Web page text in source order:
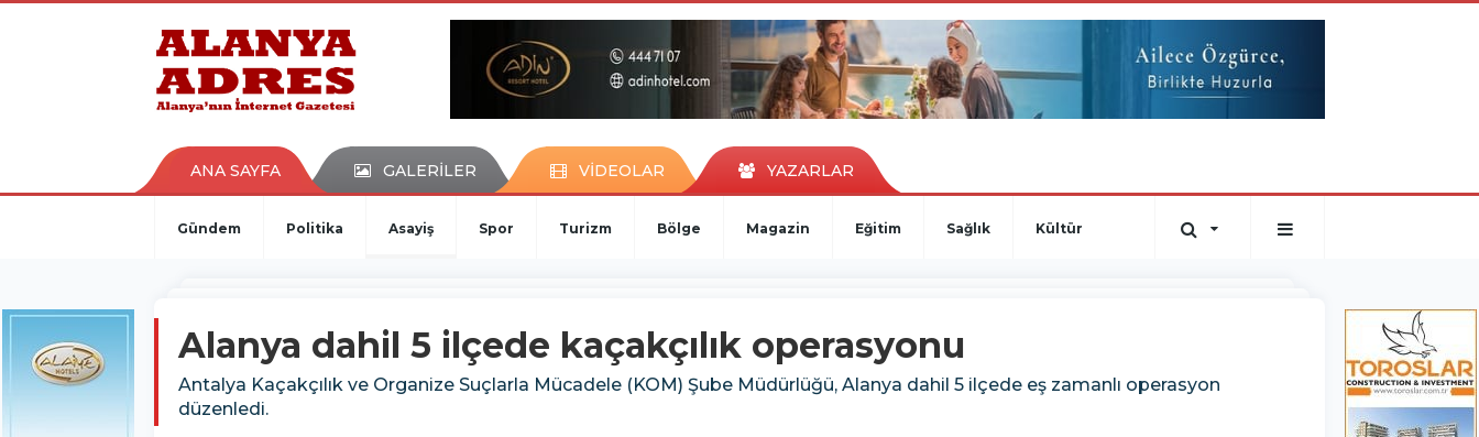
kaçak bahis
porno izle
ANA SAYFA GALERİLER VİDEOLAR YAZARLAR
Gündem Politika Asayiş Spor Turizm Bölge Magazin Eğitim Sağlık Kültür
Alanya dahil 5 ilçede kaçakçılık operasyonu
Antalya Kaçakçılık ve Organize Suçlarla Mücadele (KOM) Şube Müdürlüğü, Alanya dahil 5 ilçede eş zamanlı operasyon
düzenledi.